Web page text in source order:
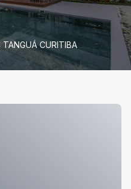
CURITIBA